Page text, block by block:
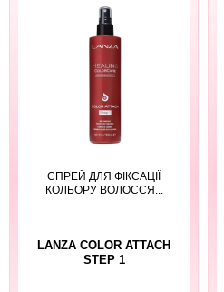
СПРЕЙ ДЛЯ ФІКСАЦІЇ
КОЛЬОРУ ВОЛОССЯ...
LANZA COLOR ATTACH
STEP 1